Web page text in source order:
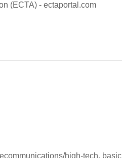
(ECTA) - ectaportal.com
high-tech, basic